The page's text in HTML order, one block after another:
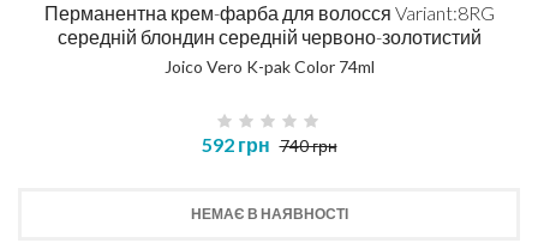
Перманентна крем-фарба для волосся Variant:8RG
середній блондин середній червоно-золотистий
Joico Vero K-pak Color 74ml
592 грн 740 грн
НЕМАЄ В НАЯВНОСТІ